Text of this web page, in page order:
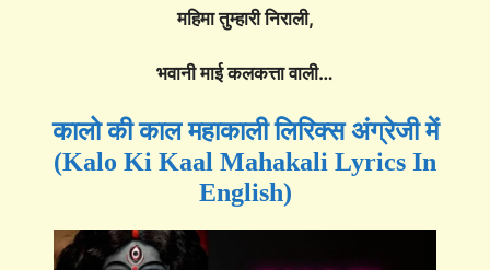
महिमा तुम्हारी निराली,
भवानी माई कलकत्ता वाली…
कालो की काल महाकाली लिरिक्स अंग्रेजी में
(Kalo Ki Kaal Mahakali Lyrics In
English)